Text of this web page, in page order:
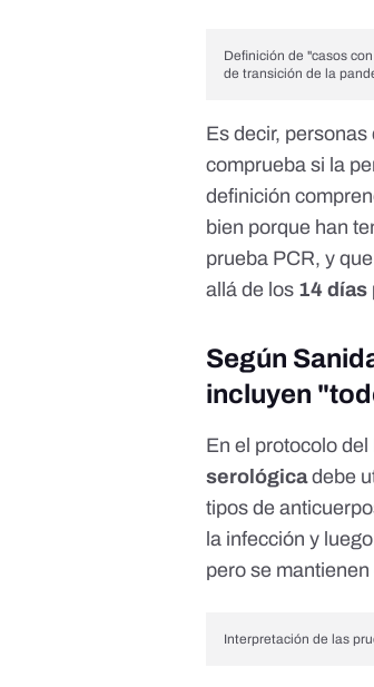
Definición de "casos
de transición de la
Es decir,
comprueba si la
definición
bien porque han
prueba PCR, y
allá de los 14 días
Según
incluyen
En el protocolo del
serológicadebe
tipos de
la infección y
pero se
Interpretación de las